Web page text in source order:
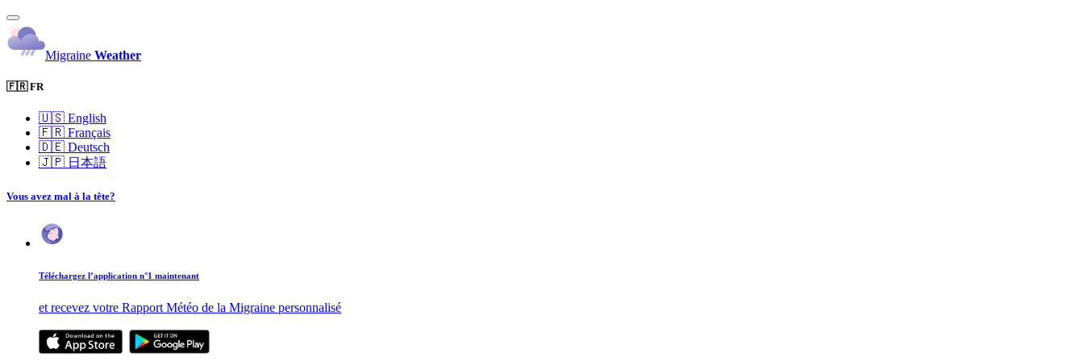
Migraine Weather
🇫🇷 FR
🇺🇸 English
🇫🇷 Français
🇩🇪 Deutsch
🇯🇵 日本語
Vous avez mal à la tête?
Téléchargez l’application n°1 maintenant
et recevez votre Rapport Météo de la Migraine personnalisé